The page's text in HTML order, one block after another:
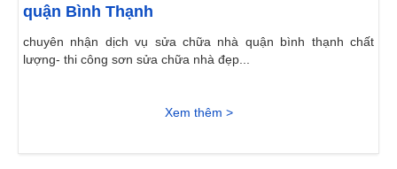
quận Bình Thạnh
chuyên nhận dịch vụ sửa chữa nhà quận bình thạnh chất
lượng- thi công sơn sửa chữa nhà đẹp...
Xem thêm >